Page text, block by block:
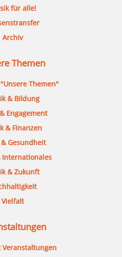
für alle!
Archiv
Themen
Themen"
& Bildung
Engagement
& Finanzen
Gesundheit
Internationales
& Zukunft
Vielfalt
Veranstaltungen